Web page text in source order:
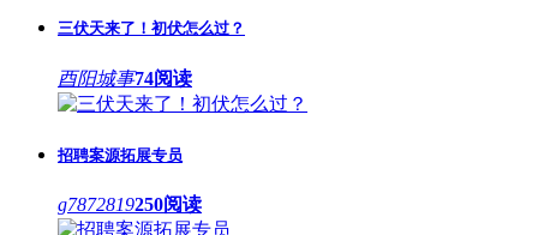
三伏天来了！初伏怎么过？
酉阳城事74阅读
招聘案源拓展专员
g7872819250阅读